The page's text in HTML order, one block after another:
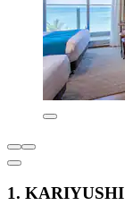
1. KARIYUSHI